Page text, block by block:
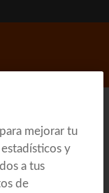
mejorar tu
y
a tus
de